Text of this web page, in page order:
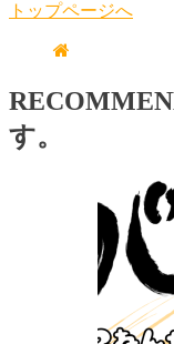
トップページへ
す。